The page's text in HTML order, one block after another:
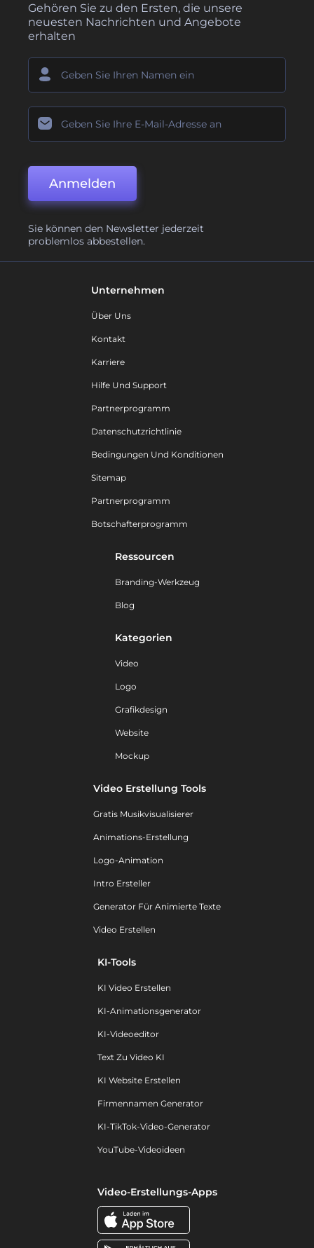
Gehören Sie zu den Ersten, die unsere
neuesten Nachrichten und Angebote
erhalten
Anmelden
Sie können den Newsletter jederzeit
problemlos abbestellen.
Unternehmen
Über Uns
Kontakt
Karriere
Hilfe Und Support
Partnerprogramm
Datenschutzrichtlinie
Bedingungen Und Konditionen
Sitemap
Partnerprogramm
Botschafterprogramm
Ressourcen
Branding-Werkzeug
Blog
Kategorien
Video
Logo
Grafikdesign
Website
Mockup
Video Erstellung Tools
Gratis Musikvisualisierer
Animations-Erstellung
Logo-Animation
Intro Ersteller
Generator Für Animierte Texte
Video Erstellen
KI-Tools
KI Video Erstellen
KI-Animationsgenerator
KI-Videoeditor
Text Zu Video KI
KI Website Erstellen
Firmennamen Generator
KI-TikTok-Video-Generator
YouTube-Videoideen
Video-Erstellungs-Apps